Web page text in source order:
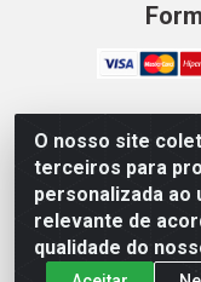
O nosso site
terceiros para
personalizada ao
relevante de
qualidade do
Vetcom
Barreto, 1040 -
-